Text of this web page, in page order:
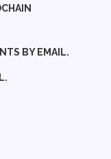
BY EMAIL.